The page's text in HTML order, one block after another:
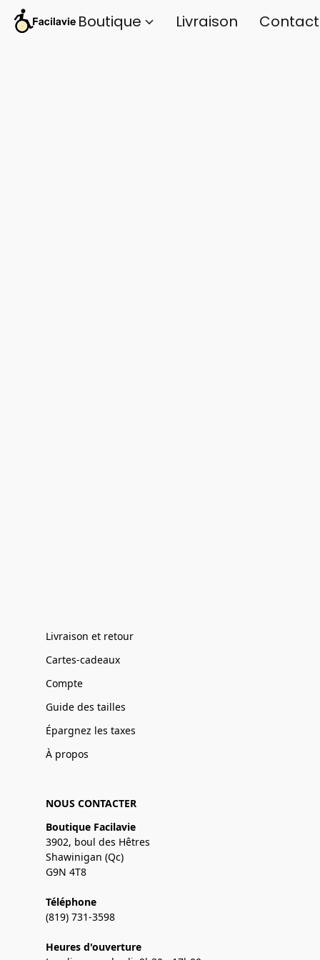
Boutique Livraison
Livraison et retour
Cartes-cadeaux
Compte
Guide des tailles
Épargnez les taxes
À propos
NOUS CONTACTER
Boutique Facilavie
3902, boul des Hêtres
Shawinigan (Qc)
G9N 4T8
Téléphone
(819) 731-3598
Heures d'ouverture